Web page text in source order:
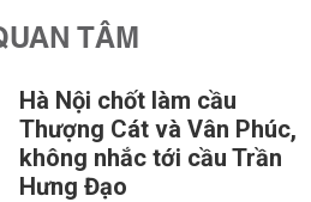
TÂM
Hà Nội chốt làm cầu
Thượng Cát và Vân Phúc,
không nhắc tới cầu Trần
Hưng Đạo